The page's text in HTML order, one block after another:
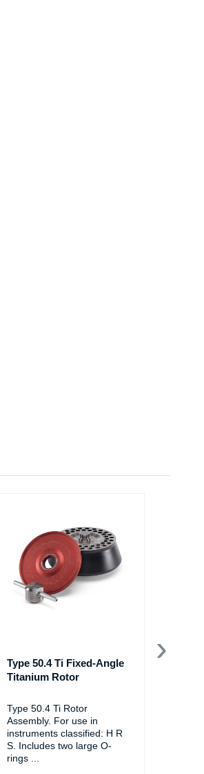
Type 50.4 Ti Fixed-Angle
Titanium Rotor
Type 50.4 Ti Rotor
Assembly. For use in
instruments classified: H R
S. Includes two large O-
rings